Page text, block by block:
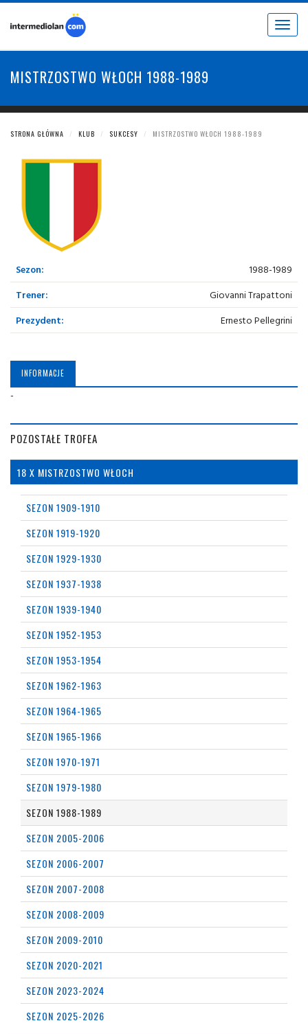
Toggle
MISTRZOSTWO WŁOCH 1988-1989
STRONA GŁÓWNA KLUB SUKCESY MISTRZOSTWO WŁOCH 1988-1989
Sezon:
1988-1989
Trener:
Giovanni Trapattoni
Prezydent:
Ernesto Pellegrini
INFORMACJE
-
POZOSTAŁE TROFEA
18 X MISTRZOSTWO WŁOCH
SEZON 1909-1910
SEZON 1919-1920
SEZON 1929-1930
SEZON 1937-1938
SEZON 1939-1940
SEZON 1952-1953
SEZON 1953-1954
SEZON 1962-1963
SEZON 1964-1965
SEZON 1965-1966
SEZON 1970-1971
SEZON 1979-1980
SEZON 1988-1989
SEZON 2005-2006
SEZON 2006-2007
SEZON 2007-2008
SEZON 2008-2009
SEZON 2009-2010
SEZON 2020-2021
SEZON 2023-2024
SEZON 2025-2026